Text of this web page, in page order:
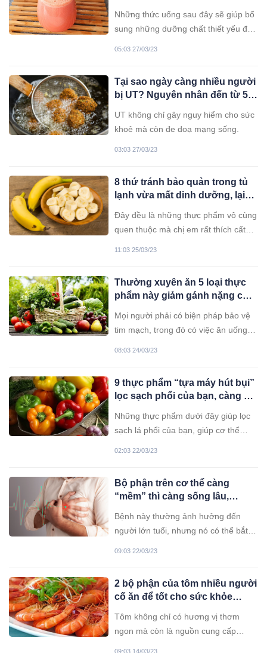
Những thức uống sau đây sẽ giúp bổ
sung những dưỡng chất thiết yếu để
05:03 27/03/23
Tại sao ngày càng nhiều người
bị UT? Nguyên nhân đến từ 5
từng mắc phải
UT không chỉ gây nguy hiểm cho sức
khoẻ mà còn đe doạ mạng sống.
03:03 27/03/23
8 thứ tránh bảo quản trong tủ
lạnh vừa mất dinh dưỡng, lại
Đây đều là những thực phẩm vô cùng
quen thuộc mà chị em rất thích cất
11:03 25/03/23
Thường xuyên ăn 5 loại thực
phẩm này giảm gánh nặng cho
Mọi người phải có biện pháp bảo vệ
tim mạch, trong đó có việc ăn uống
08:03 24/03/23
9 thực phẩm “tựa máy hút bụi”
lọc sạch phổi của bạn, càng ăn
Những thực phẩm dưới đây giúp lọc
sạch lá phổi của bạn, giúp cơ thể
02:03 22/03/23
Bộ phận trên cơ thể càng
“mềm” thì càng sống lâu,
tim mạch, x.uất h.uyết n.ão
Bệnh này thường ảnh hưởng đến
người lớn tuổi, nhưng nó có thể bắt
09:03 22/03/23
2 bộ phận của tôm nhiều người
cố ăn để tốt cho sức khỏe
ngược lại
Tôm không chỉ có hương vị thơm
ngon mà còn là nguồn cung cấp
09:03 14/03/23